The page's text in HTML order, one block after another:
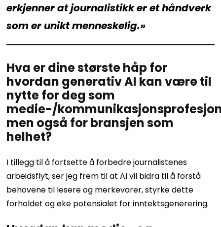
erkjenner at journalistikk er et håndverk
som er unikt menneskelig.»
Hva er dine største håp for
hvordan generativ AI kan være til
nytte for deg som
medie-/
men også for bransjen som
helhet?
I tillegg til å fortsette å forbedre journalistenes
arbeidsflyt, ser jeg frem til at AI vil bidra til å forstå
behovene til lesere og merkevarer, styrke dette
forholdet og øke potensialet for inntektsgenerering.